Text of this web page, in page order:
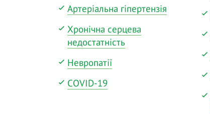
Артеріальна гіпертензія
Хронічна серцева
недостатність
Невропатії
COVID-19